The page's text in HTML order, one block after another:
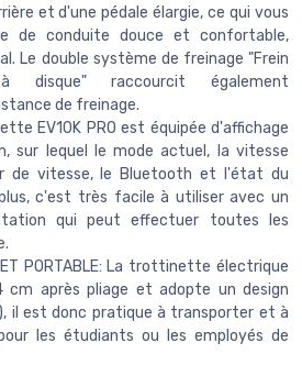
et d'une pédale élargie, ce qui vous
de conduite douce et confortable,
Le double système de freinage "Frein
à disque" raccourcit également
de freinage.
EV10K PRO est équipée d'affichage
sur lequel le mode actuel, la vitesse
de vitesse, le Bluetooth et l'état du
c'est très facile à utiliser avec un
qui peut effectuer toutes les
ET PORTABLE: La trottinette électrique
cm après pliage et adopte un design
il est donc pratique à transporter et à
les étudiants ou les employés de